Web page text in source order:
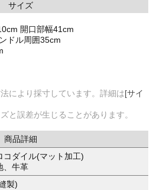
サイズ
開口部幅41cm
ドル周囲35cm
により採寸しています。詳細は[サイ
と誤差が生じることがあります。
商品詳細
コダイル(マット加工)
、牛革
製)